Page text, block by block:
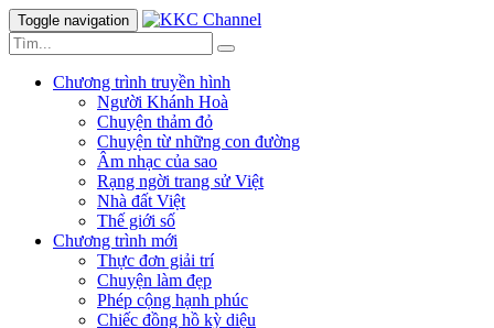
Toggle navigation
Chương trình truyền hình
Người Khánh Hoà
Chuyện thảm đỏ
Chuyện từ những con đường
Âm nhạc của sao
Rạng ngời trang sử Việt
Nhà đất Việt
Thế giới số
Chương trình mới
Thực đơn giải trí
Chuyện làm đẹp
Phép cộng hạnh phúc
Chiếc đồng hồ kỳ diệu